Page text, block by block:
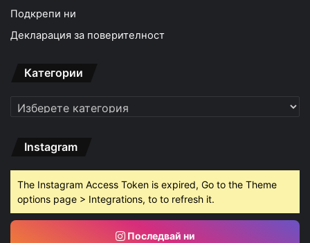
Подкрепи ни
Декларация за поверителност
Категории
Категории
Instagram
The Instagram Access Token is expired, Go to the Theme
options page > Integrations, to to refresh it.
Последвай ни